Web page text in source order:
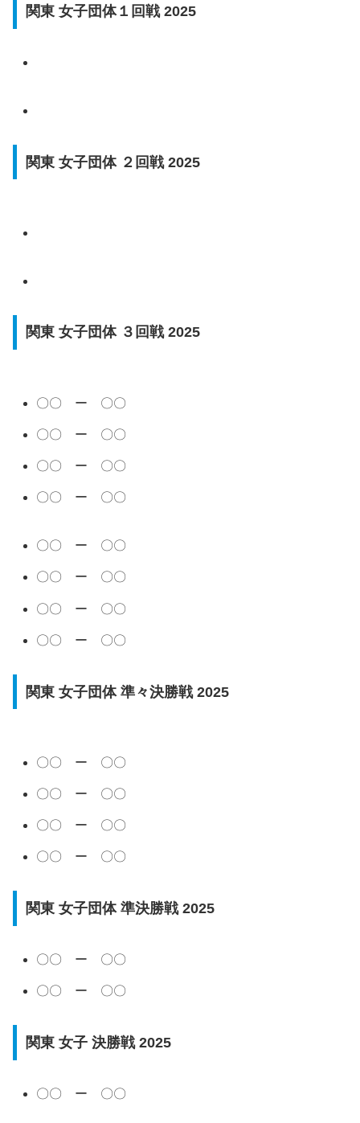
関東 女子団体１回戦 2025
関東 女子団体 ２回戦 2025
関東 女子団体 ３回戦 2025
〇〇 ー 〇〇
〇〇 ー 〇〇
〇〇 ー 〇〇
〇〇 ー 〇〇
〇〇 ー 〇〇
〇〇 ー 〇〇
〇〇 ー 〇〇
〇〇 ー 〇〇
関東 女子団体 準々決勝戦 2025
〇〇 ー 〇〇
〇〇 ー 〇〇
〇〇 ー 〇〇
〇〇 ー 〇〇
関東 女子団体 準決勝戦 2025
〇〇 ー 〇〇
〇〇 ー 〇〇
関東 女子 決勝戦 2025
〇〇 ー 〇〇